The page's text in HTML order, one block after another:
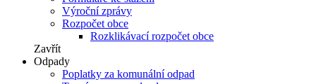
Výroční zprávy
Rozpočet obce
Rozklikávací rozpočet obce
Zavřít
Odpady
Poplatky za komunální odpad